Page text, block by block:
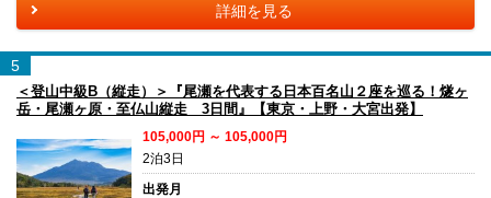
詳細を見る
5
＜登山中級B（縦走）＞『尾瀬を代表する日本百名山２座を巡る！燧ヶ
岳・尾瀬ヶ原・至仏山縦走 3日間』【東京・上野・大宮出発】
105,000円 ～ 105,000円
2泊3日
出発月